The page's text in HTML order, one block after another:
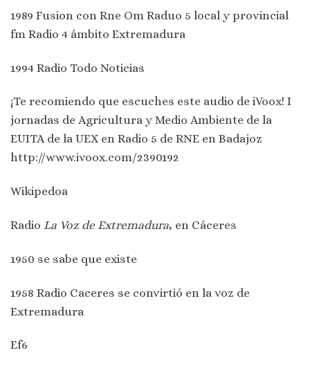
1989 Fusion con Rne Om Raduo 5 local y provincial
fm Radio 4 ámbito Extremadura
1994 Radio Todo Noticias
¡Te recomiendo que escuches este audio de iVoox! I
jornadas de Agricultura y Medio Ambiente de la
EUITA de la UEX en Radio 5 de RNE en Badajoz
http://www.ivoox.com/2390192
Wikipedoa
Radio La Voz de Extremadura, en Cáceres
1950 se sabe que existe
1958 Radio Caceres se convirtió en la voz de
Extremadura
Ef6